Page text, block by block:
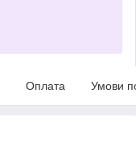
Оплата Умови